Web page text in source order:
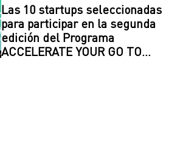
Las 10 startups seleccionadas
para participar en la segunda
edición del Programa
ACCELERATE YOUR GO TO